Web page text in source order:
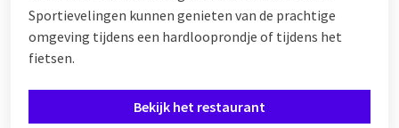
Sportievelingen kunnen genieten van de prachtige
omgeving tijdens een hardlooprondje of tijdens het
fietsen.
Bekijk het restaurant